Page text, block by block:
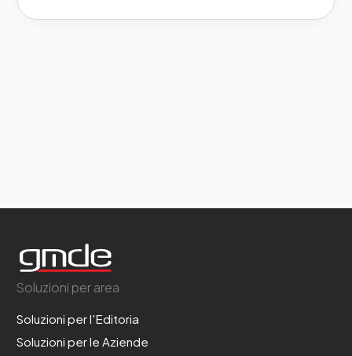
Soluzioni per area
Soluzioni per l'Editoria
Soluzioni per le Aziende